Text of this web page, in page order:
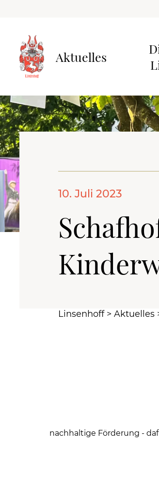
Aktuelles
10. Juli 2023
Linsenhoff> Aktuelles
nachhaltige Förderung -